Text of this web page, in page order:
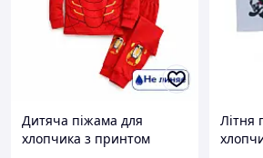
Дитяча піжама для
хлопчика з принтом
Літня